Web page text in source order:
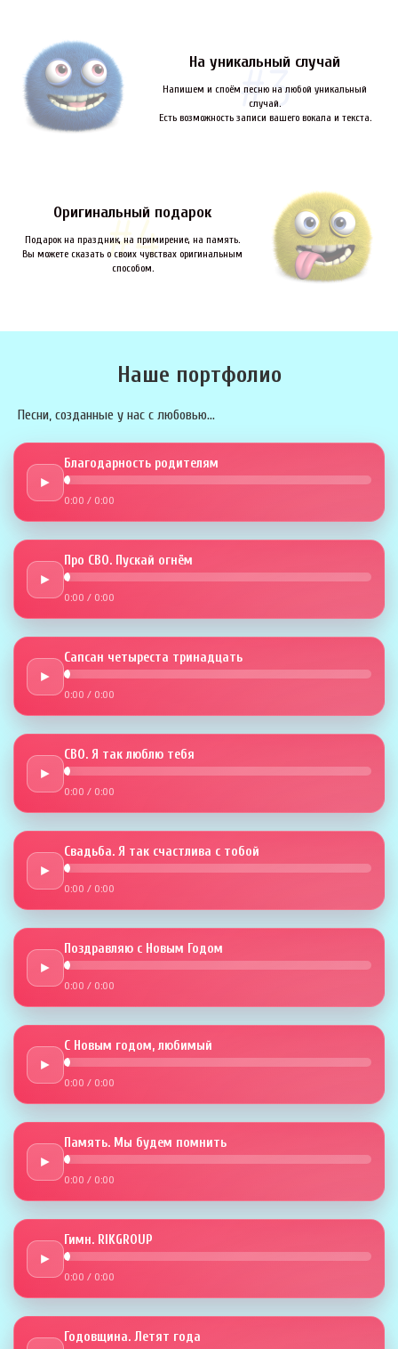
На уникальный случай
Напишем и споём песню на любой уникальный
случай.
Есть возможность записи вашего вокала и текста.
Оригинальный подарок
Подарок на праздник, на примирение, на память.
Вы можете сказать о своих чувствах оригинальным
способом.
Наше портфолио
Песни, созданные у нас с любовью...
►
Благодарность родителям
0:00 / 0:00
►
Про СВО. Пускай огнём
0:00 / 0:00
►
Сапсан четыреста тринадцать
0:00 / 0:00
►
СВО. Я так люблю тебя
0:00 / 0:00
►
Свадьба. Я так счастлива с тобой
0:00 / 0:00
►
Поздравляю с Новым Годом
0:00 / 0:00
►
С Новым годом, любимый
0:00 / 0:00
►
Память. Мы будем помнить
0:00 / 0:00
►
Гимн. RIKGROUP
0:00 / 0:00
Годовщина. Летят года